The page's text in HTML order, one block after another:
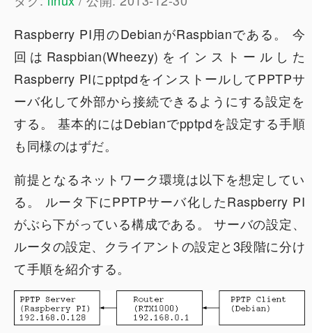
Raspberry PI用のDebianがRaspbianである。 今
回はRaspbian(Wheezy)をインストールした
Raspberry PIにpptpdをインストールしてPPTPサ
ーバ化して外部から接続できるようにする設定を
する。 基本的にはDebianでpptpdを設定する手順
も同様のはずだ。
前提となるネットワーク環境は以下を想定してい
る。 ルータ下にPPTPサーバ化したRaspberry PI
がぶら下がっている構成である。 サーバの設定、
ルータの設定、クライアントの設定と3段階に分け
て手順を紹介する。